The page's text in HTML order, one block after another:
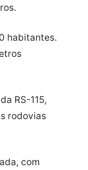
habitantes.
RS-115,
rodovias
com